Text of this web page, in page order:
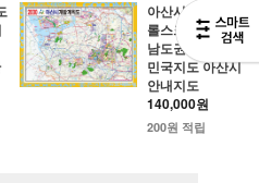
아산시개발계획도
롤스크린형_충청
남도권개발도 대한
민국지도 아산시
안내지도
140,000원
200원 적립